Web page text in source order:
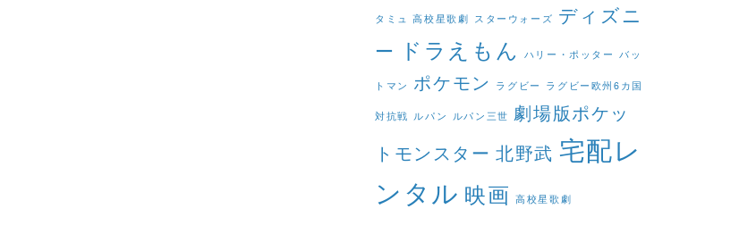
タミュ 高校星歌劇 スターウォーズ ディズニ
ー ドラえもん ハリー・ポッター バッ
トマン ポケモン ラグビー ラグビー欧州6カ国
対抗戦 ルパン ルパン三世 劇場版ポケッ
トモンスター 北野武 宅配レ
ンタル 映画 高校星歌劇